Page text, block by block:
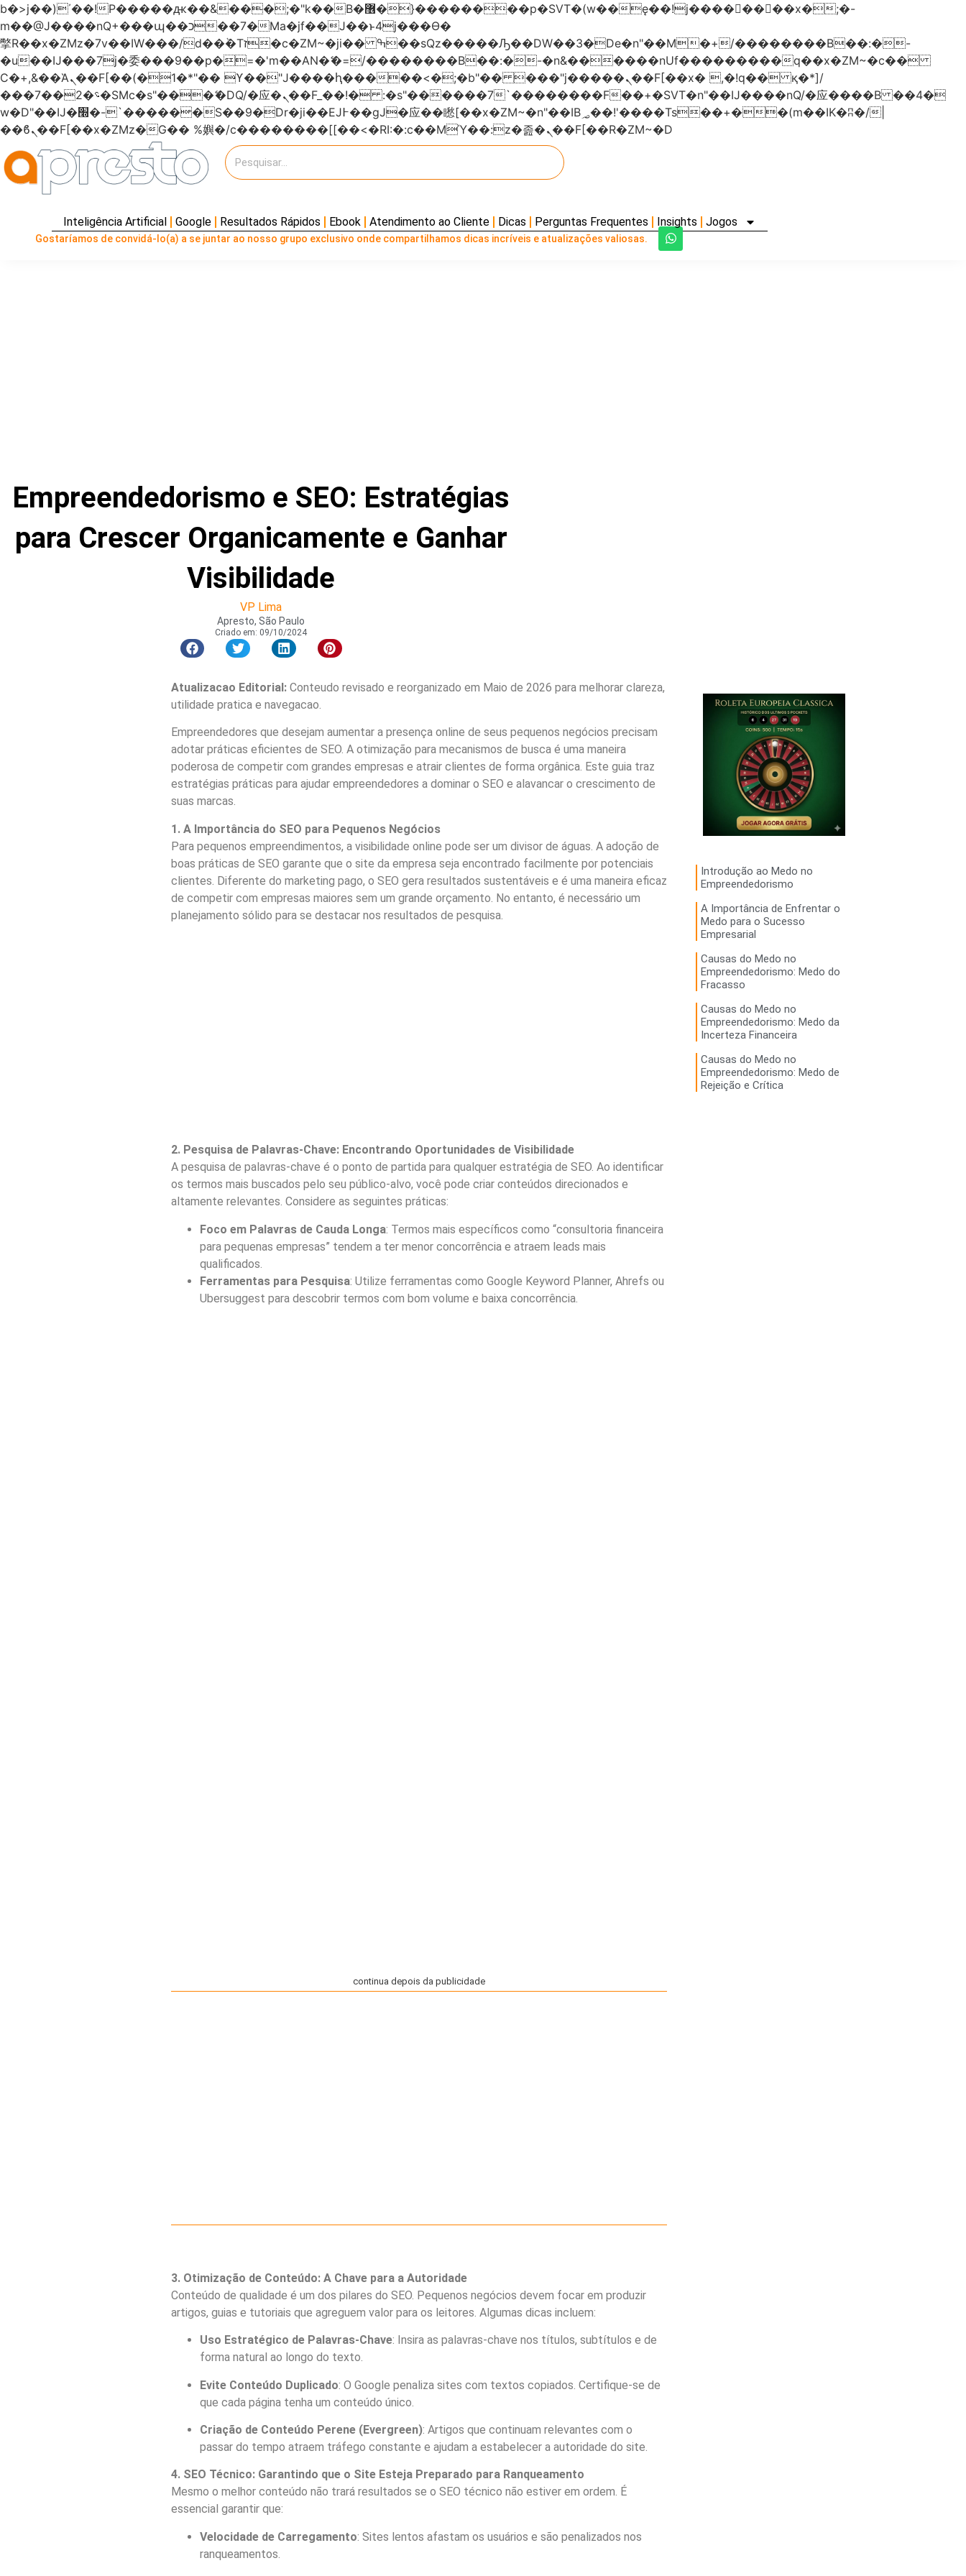
b�>j��)΄��!P�����ԫ��&���;�"k��B�޶�}��������p�SVT�(w��ę��!j��������x�;�-
m��@J����nQ+���պ��כ��7�Ma�jf��J��ͱ4j���Ѳ�
撆R��x�ZMz�7v��IW���/d��ٞ�Тז�c�ZM~�ji�� ߒ��sQz�����Ԡ��DW��3�De�n"��M�+/��������B��:�-
�u��IJ���7j�委���9��p�=�'m��AN�ޭ�=/��������B��:�-�n&������nUf���������q��x�ZM~�c��
Ϲ�+,&��Ὰܢ��F[��(�1�*"�� ϒ��"J����ԧ�����<�;�b"�� ���"j�����ܢ��F[��x� ,�!q�� қ�*]/
���؝�2��7�SMc�s"���ޭ�DQ/�应�ܢ��F_��!� :�s"������7`��������F��+�SVT�n"��IJ����nQ/�应����B ��4�
w�D"��IJ�׭�-`������S��9�Dr�ji��EJ߅��gJ�应��矁[��x�ZM~�n"��IB؃��!'����Тѕ��+��(m��IK�ʭ�/|
��ϐܢ��F[��x�ZMz�G�� %嬩�/c��������[[��<�RI:�:c��MΎ��:z�졾�ܢ��F[��R�ZM~�D
Inteligência Artificial Google Resultados Rápidos Ebook Atendimento ao Cliente Dicas Perguntas Frequentes Insights Jogos
Gostaríamos de convidá-lo(a) a se juntar ao nosso grupo exclusivo onde compartilhamos dicas incríveis e atualizações valiosas.
Empreendedorismo e SEO: Estratégias
para Crescer Organicamente e Ganhar
Visibilidade
VP Lima
Apresto, São Paulo
Criado em: 09/10/2024
Atualizacao Editorial:Conteudo revisado e reorganizado em Maio de 2026 para melhorar clareza,
utilidade pratica e navegacao.
Empreendedores que desejam aumentar a presença online de seus pequenos negócios precisam
adotar práticas eficientes de SEO. A otimização para mecanismos de busca é uma maneira
poderosa de competir com grandes empresas e atrair clientes de forma orgânica. Este guia traz
estratégias práticas para ajudar empreendedores a dominar o SEO e alavancar o crescimento de
suas marcas.
1. A Importância do SEO para Pequenos Negócios
Para pequenos empreendimentos, a visibilidade online pode ser um divisor de águas. A adoção de
boas práticas de SEO garante que o site da empresa seja encontrado facilmente por potenciais
clientes. Diferente do marketing pago, o SEO gera resultados sustentáveis e é uma maneira eficaz
de competir com empresas maiores sem um grande orçamento. No entanto, é necessário um
planejamento sólido para se destacar nos resultados de pesquisa.
2. Pesquisa de Palavras-Chave: Encontrando Oportunidades de Visibilidade
A pesquisa de palavras-chave é o ponto de partida para qualquer estratégia de SEO. Ao identificar
os termos mais buscados pelo seu público-alvo, você pode criar conteúdos direcionados e
altamente relevantes. Considere as seguintes práticas:
Foco em Palavras de Cauda Longa: Termos mais específicos como “consultoria financeira
para pequenas empresas” tendem a ter menor concorrência e atraem leads mais
qualificados.
Ferramentas para Pesquisa: Utilize ferramentas como Google Keyword Planner, Ahrefs ou
Ubersuggest para descobrir termos com bom volume e baixa concorrência.
Introdução ao Medo no
Empreendedorismo
A Importância de Enfrentar o
Medo para o Sucesso
Empresarial
Causas do Medo no
Empreendedorismo: Medo do
Fracasso
Causas do Medo no
Empreendedorismo: Medo da
Incerteza Financeira
Causas do Medo no
Empreendedorismo: Medo de
Rejeição e Crítica
continua depois da publicidade
3. Otimização de Conteúdo: A Chave para a Autoridade
Conteúdo de qualidade é um dos pilares do SEO. Pequenos negócios devem focar em produzir
artigos, guias e tutoriais que agreguem valor para os leitores. Algumas dicas incluem:
Uso Estratégico de Palavras-Chave: Insira as palavras-chave nos títulos, subtítulos e de
forma natural ao longo do texto.
Evite Conteúdo Duplicado: O Google penaliza sites com textos copiados. Certifique-se de
que cada página tenha um conteúdo único.
Criação de Conteúdo Perene (Evergreen): Artigos que continuam relevantes com o
passar do tempo atraem tráfego constante e ajudam a estabelecer a autoridade do site.
4. SEO Técnico: Garantindo que o Site Esteja Preparado para Ranqueamento
Mesmo o melhor conteúdo não trará resultados se o SEO técnico não estiver em ordem. É
essencial garantir que:
Velocidade de Carregamento: Sites lentos afastam os usuários e são penalizados nos
ranqueamentos.